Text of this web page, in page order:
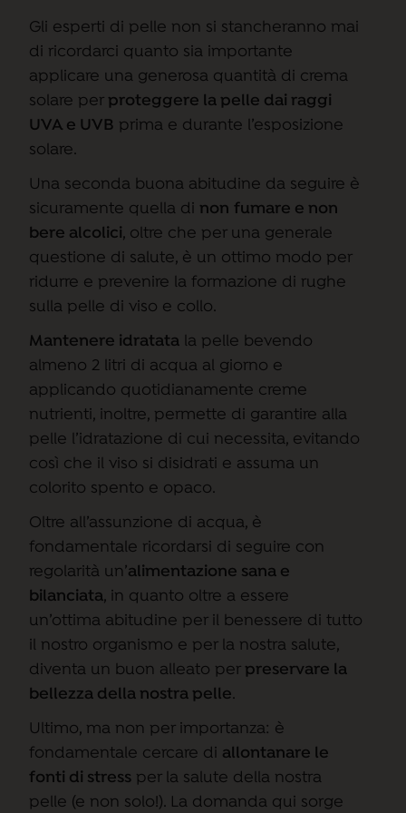
Gli esperti di pelle non si stancheranno mai
di ricordarci quanto sia importante
applicare una generosa quantità di crema
solare per proteggere la pelle dai raggi
UVA e UVB prima e durante l’esposizione
solare.
Una seconda buona abitudine da seguire è
sicuramente quella di non fumare e non
bere alcolici, oltre che per una generale
questione di salute, è un ottimo modo per
ridurre e prevenire la formazione di rughe
sulla pelle di viso e collo.
Mantenere idratatala pelle bevendo
almeno 2 litri di acqua al giorno e
applicando quotidianamente creme
nutrienti, inoltre, permette di garantire alla
pelle l’idratazione di cui necessita, evitando
così che il viso si disidrati e assuma un
colorito spento e opaco.
Oltre all’assunzione di acqua, è
fondamentale ricordarsi di seguire con
regolarità un’alimentazione sana e
bilanciata, in quanto oltre a essere
un’ottima abitudine per il benessere di tutto
il nostro organismo e per la nostra salute,
diventa un buon alleato per preservare la
bellezza della nostra pelle.
Ultimo, ma non per importanza: è
fondamentale cercare di allontanare le
fonti di stressper la salute della nostra
pelle (e non solo!). La domanda qui sorge